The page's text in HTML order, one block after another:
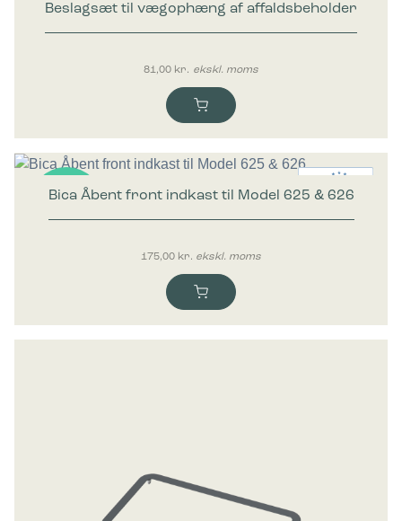
Beslagsæt til vægophæng af affaldsbeholder
81,00 kr. ekskl. moms
Bica Åbent front indkast til Model 625 & 626
175,00 kr. ekskl. moms